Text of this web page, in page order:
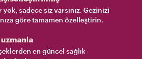
yok, sadece siz varsınız. Gezinizi
göre tamamen özelleştirin.
en güncel sağlık